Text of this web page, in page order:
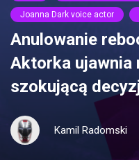
Joanna Dark voice actor
Anulowanie
Aktorka ujawnia
szokującą
Kamil Radomski